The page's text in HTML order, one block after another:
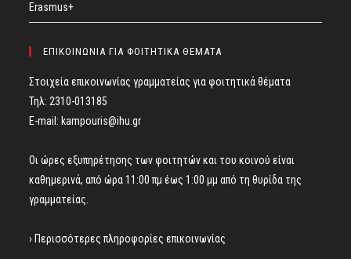
Erasmus+
ΕΠΙΚΟΙΝΩΝΙΑ ΓΙΑ ΦΟΙΤΗΤΙΚΑ ΘΕΜΑΤΑ
Στοιχεία επικοινωνίας γραμματείας για φοιτητικά θέματα
Τηλ: 2310-013185
E-mail: kampouris@ihu.gr
Οι ώρες εξυπηρέτησης των φοιτητών και του κοινού είναι
καθημερινά, από ώρα 11:00 πμ έως 1:00 μμ από τη θυρίδα της
γραμματείας.
› Περισσότερες πληροφορίες επικοινωνίας